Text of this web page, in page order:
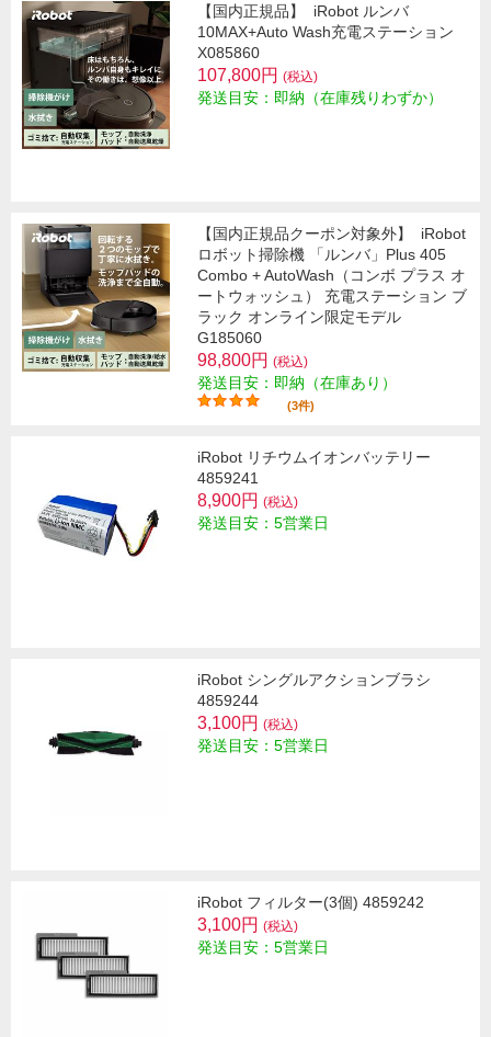
【国内正規品】
iRobot ルンバ
10MAX+Auto Wash充電ステーション
X085860
107,800円 (税込)
発送目安：即納（在庫残りわずか）
【国内正規品クーポン対象外】
iRobot
ロボット掃除機 「ルンバ」Plus 405
Combo + AutoWash（コンボ プラス オ
ートウォッシュ） 充電ステーション ブ
ラック オンライン限定モデル
G185060
98,800円 (税込)
発送目安：即納（在庫あり）
(3件)
iRobot リチウムイオンバッテリー
4859241
8,900円 (税込)
発送目安：5営業日
iRobot シングルアクションブラシ
4859244
3,100円 (税込)
発送目安：5営業日
iRobot フィルター(3個) 4859242
3,100円 (税込)
発送目安：5営業日